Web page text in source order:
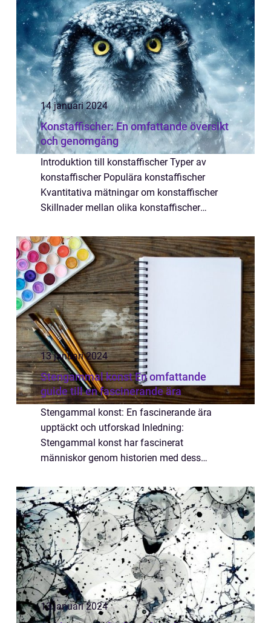
14 januari 2024
Konstaffischer: En omfattande översikt
och genomgång
Introduktion till konstaffischer Typer av
konstaffischer Populära konstaffischer
Kvantitativa mätningar om konstaffischer
Skillnader mellan olika konstaffischer
med konstaffischer Artikeln börjar med en
överg...
13 januari 2024
Stengammal konst En omfattande
guide till en fascinerande ära
Stengammal konst: En fascinerande ära
upptäckt och utforskad Inledning:
Stengammal konst har fascinerat
människor genom historien med dess
kommer vi att ge dig en grundlig översikt
över detta ämne och ut...
13 januari 2024